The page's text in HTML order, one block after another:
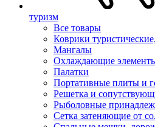
туризм
Все товары
Коврики
Мангалы
Охлаждающие
Палатки
Портативные плиты и
Решетка и
Рыболовные
Сетка затеняющие от